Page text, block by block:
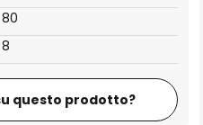
80
8
questo prodotto?